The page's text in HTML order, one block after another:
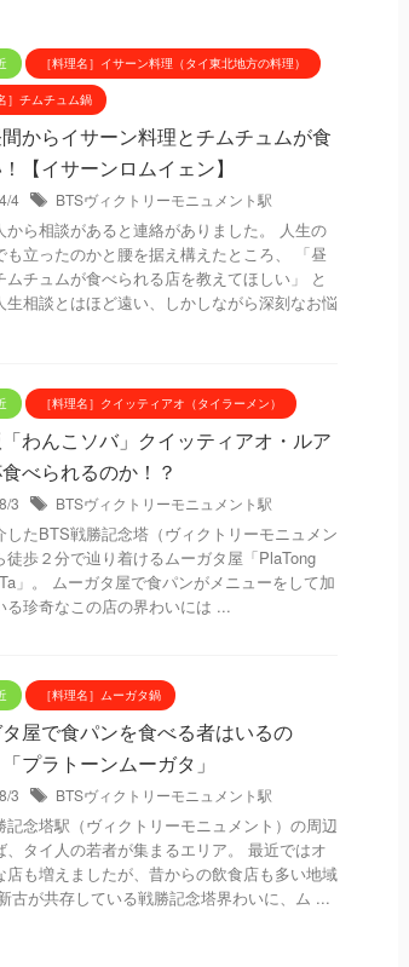
［料理名］イサーン料理（タイ東北地方の料理）
］チムチュム鍋
からイサーン料理とチムチュムが食
【イサーンロムイェン】
4 BTSヴィクトリーモニュメント駅
から相談があると連絡がありました。 人生の
も立ったのかと腰を据え構えたところ、 「昼
ムチュムが食べられる店を教えてほしい」 と
生相談とはほど遠い、しかしながら深刻なお悩
［料理名］クイッティアオ（タイラーメン）
わんこソバ」クイッティアオ・ルア
べられるのか！？
3 BTSヴィクトリーモニュメント駅
したBTS戦勝記念塔（ヴィクトリーモニュメン
徒歩２分で辿り着けるムーガタ屋「PlaTong
」。 ムーガタ屋で食パンがメニューをして加
る珍奇なこの店の界わいには ...
［料理名］ムーガタ鍋
屋で食パンを食べる者はいるの
プラトーンムーガタ」
3 BTSヴィクトリーモニュメント駅
記念塔駅（ヴィクトリーモニュメント）の周辺
、タイ人の若者が集まるエリア。 最近ではオ
店も増えましたが、昔からの飲食店も多い地域
古が共存している戦勝記念塔界わいに、ム ...